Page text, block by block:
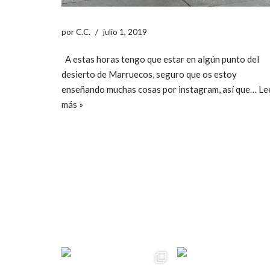
porC.C. julio 1, 2019
A estas horas tengo que estar en algún punto del
desierto de Marruecos, seguro que os estoy
enseñando muchas cosas por instagram, así que…
más »